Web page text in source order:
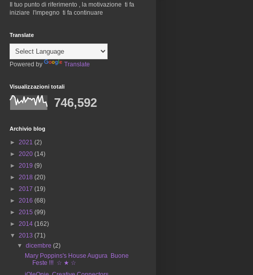
Il tuo punto di riferimento , la motivazione ti fa
iniziare l'impegno ti fa continuare
Translate
Powered by Translate
Visualizzazioni totali
746,592
Archivio blog
► 2021 (2)
► 2020 (14)
► 2019 (9)
► 2018 (20)
► 2017 (19)
► 2016 (68)
► 2015 (99)
► 2014 (162)
▼ 2013 (71)
▼dicembre(2)
Mary Poppins's House Augura Buone
Feste !!! ☆ ★ ☆